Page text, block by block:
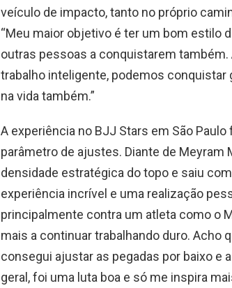
veículo de impacto, tanto no próprio
“Meu maior objetivo é ter um bom estilo
outras pessoas a conquistarem
trabalho inteligente, podemos
na vida também.”
A experiência no BJJ Stars em São
parâmetro de ajustes. Diante de Meyram
densidade estratégica do topo e saiu
experiência incrível e uma realização
principalmente contra um atleta como o
mais a continuar trabalhando duro. Acho
consegui ajustar as pegadas por baixo e
geral, foi uma luta boa e só me inspira